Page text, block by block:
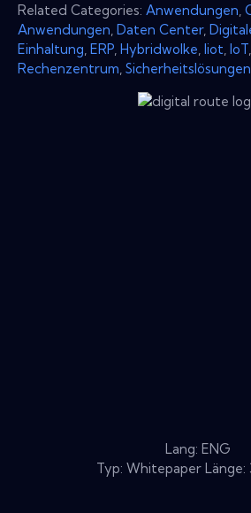
Related Categories: Anwendungen
Anwendungen Daten Center,
Einhaltung ERP Hybridwolke Iiot IoT
Rechenzentrum Sicherheitslösungen
Lang: ENG
Typ: Whitepaper Länge: